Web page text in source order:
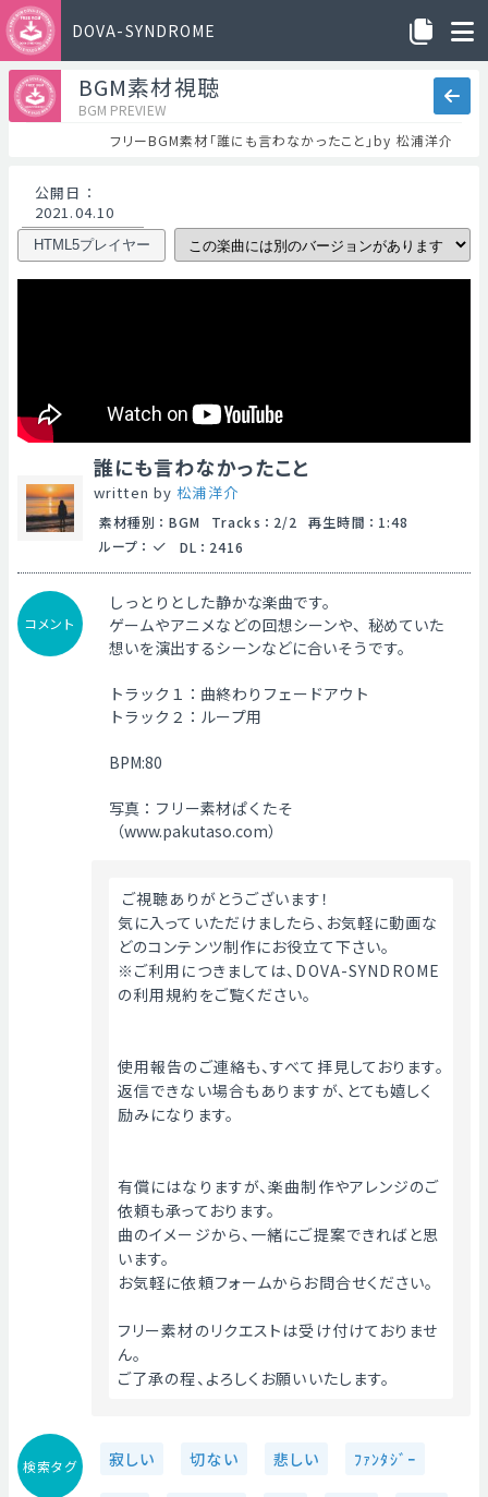
DOVA-SYNDROME
BGM素材視聴
BGM PREVIEW
フリーBGM素材「誰にも言わなかったこと」by 松浦洋介
公開日 ：
2021.04.10
HTML5プレイヤー
誰にも言わなかったこと
written by松浦洋介
素材種別 ： BGM Tracks ： 2/2 再生時間 ： 1:48
ループ ： DL ： 2416
コメント
しっとりとした静かな楽曲です。
ゲームやアニメなどの回想シーンや、秘めていた
想いを演出するシーンなどに合いそうです。
トラック１：曲終わりフェードアウト
トラック２：ループ用
BPM:80
写真：フリー素材ぱくたそ
（www.pakutaso.com）
ご視聴ありがとうございます！
気に入っていただけましたら、お気軽に動画な
どのコンテンツ制作にお役立て下さい。
※ご利用につきましては、DOVA-SYNDROME
の利用規約をご覧ください。
使用報告のご連絡も、すべて拝見しております。
返信できない場合もありますが、とても嬉しく
励みになります。
有償にはなりますが、楽曲制作やアレンジのご
依頼も承っております。
曲のイメージから、一緒にご提案できればと思
います。
お気軽に依頼フォームからお問合せください。
フリー素材のリクエストは受け付けておりませ
ん。
ご了承の程、よろしくお願いいたします。
検索タグ 寂しい 切ない 悲しい ﾌｧﾝﾀｼﾞｰ